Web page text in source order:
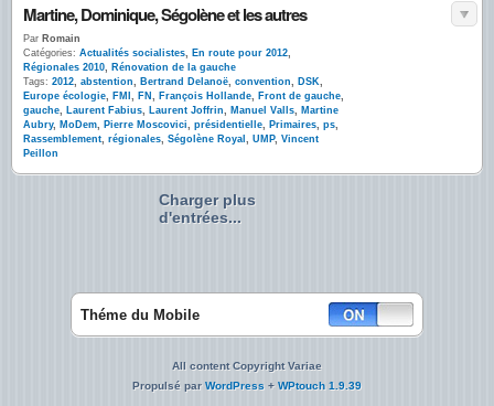
Martine, Dominique, Ségolène et les autres
Par Romain
Catégories: Actualités socialistes, En route pour 2012,
Régionales 2010, Rénovation de la gauche
Tags: 2012, abstention, Bertrand Delanoë, convention, DSK,
Europe écologie, FMI , FN , François Hollande, Front de gauche,
gauche, Laurent Fabius, Laurent Joffrin, Manuel Valls, Martine
Aubry, MoDem, Pierre Moscovici, présidentielle, Primaires, ps,
Rassemblement, régionales, Ségolène Royal , UMP, Vincent
Peillon
Charger plus
d'entrées...
Théme du Mobile
All content Copyright Variae
Propulsé parWordPress + WPtouch 1.9.39